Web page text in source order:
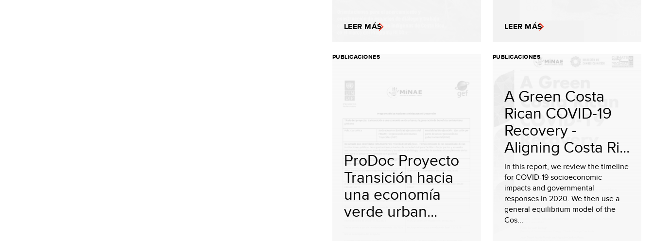
LEER MÁS LEER MÁS
PUBLICACIONES
ProDoc Proyecto
Transición hacia
una economía
verde urban...
PUBLICACIONES
A Green Costa
Rican COVID-19
Recovery -
Aligning Costa Ri...
In this report, we review the timeline
for COVID-19 socioeconomic
impacts and governmental
responses in 2020. We then use a
general equilibrium model of the
Cos...